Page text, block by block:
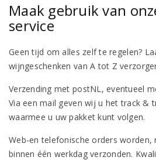
Maak gebruik van
service
Geen tijd om alles zelf te regelen?
wijngeschenken van A tot Z
Verzending met postNL, eventueel
Via een mail geven wij u het track &
waarmee u uw pakket kunt volgen.
Web-en telefonische orders
binnen één werkdag verzonden.